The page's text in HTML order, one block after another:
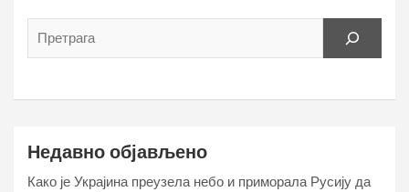
Недавно објављено
Како је Украјина преузела небо и приморала Русију да